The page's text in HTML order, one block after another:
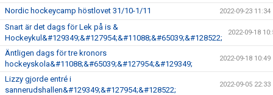
Nordic hockeycamp höstlovet 31/10-1/11 2022-09-23 11:34
Snart är det dags för Lek på is &
Hockeykul&#129349;&#127954;&#11088;&#65039;&#128522;
2022-09-18
Äntligen dags för tre kronors
hockeyskola&#11088;&#65039;&#127954;&#129349;
2022-09-18 10:49
Lizzy gjorde entré i
sannerudshallen&#129349;&#127954;&#128522;
2022-09-05 22:33